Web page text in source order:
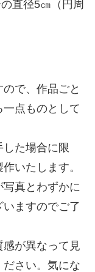
直径5㎝（円周
で、作品ごと
点ものとして
た場合に限
いたします。
真とわずかに
ますのでご了
が異なって見
ださい。気にな